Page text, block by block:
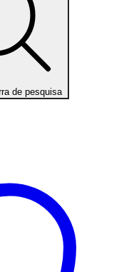
de pesquisa